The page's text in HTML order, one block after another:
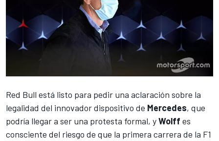
Red Bull está listo para pedir una aclaración sobre la
legalidad del innovador dispositivo de Mercedes, que
podría llegar a ser una protesta formal, yWolff es
consciente del riesgo de que la primera carrera de la F1